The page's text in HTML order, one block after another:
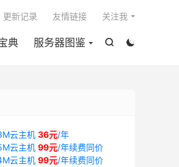


典 服务器图鉴
更新记录 友情链接 关注我
云主机 36元/年
云主机 99元/年续费同价
云主机 99元/年续费同价